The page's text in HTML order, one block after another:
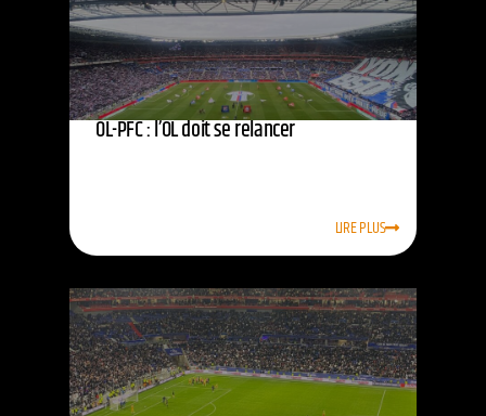
OL-PFC : l’OL doit se relancer
LIRE PLUS